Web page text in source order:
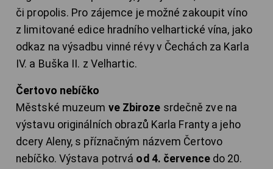
či propolis. Pro zájemce je možné zakoupit víno
z limitované edice hradního velhartické vína, jako
odkaz na výsadbu vinné révy v Čechách za Karla
IV. a Buška II. z Velhartic.
Čertovo nebíčko
Městské muzeum ve Zbiroze srdečně zve na
výstavu originálních obrazů Karla Franty a jeho
dcery Aleny, s příznačným názvem Čertovo
nebíčko. Výstava potrvá od 4. červencedo 20.